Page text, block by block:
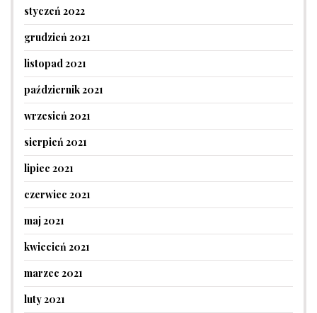
styczeń 2022
grudzień 2021
listopad 2021
październik 2021
wrzesień 2021
sierpień 2021
lipiec 2021
czerwiec 2021
maj 2021
kwiecień 2021
marzec 2021
luty 2021